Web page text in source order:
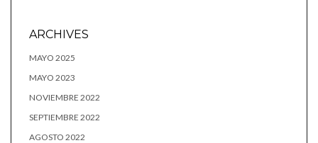
ARCHIVES
MAYO 2025
MAYO 2023
NOVIEMBRE 2022
SEPTIEMBRE 2022
AGOSTO 2022